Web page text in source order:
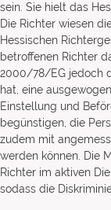
sein. Sie hielt das
Die Richter wiesen
Hessischen
betroffenen Richter
2000/78/EG jedoch
hat, eine
Einstellung und
begünstigen, die
zudem mit
werden können. Die
Richter im aktiven
sodass die